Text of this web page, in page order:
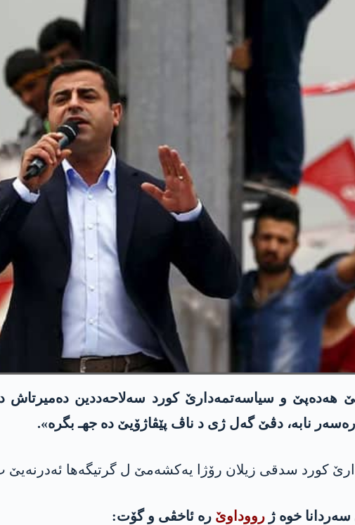
و سیاسەتمەدارێ کورد سه‌لاحه‌ددین دەمیرتاش
نابە، دڤێ گەل ژی د ناڤ پێڤاژۆیێ دە جهـ بگرە».
کورد سدقی زیلان رۆژا یەکشەمێ ل گرتیگەها
خوە ژ رووداوێ رە ئاخڤی و گۆت: